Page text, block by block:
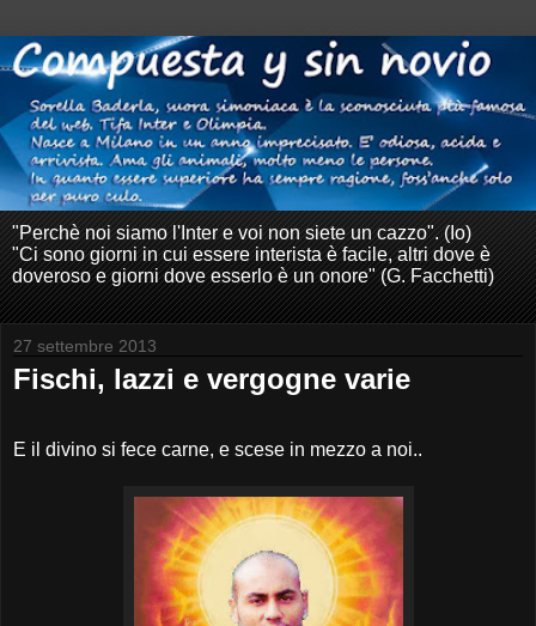
"Perchè noi siamo l'Inter e voi non siete un cazzo". (Io)
"Ci sono giorni in cui essere interista è facile, altri dove è
doveroso e giorni dove esserlo è un onore" (G. Facchetti)
27 settembre 2013
Fischi, lazzi e vergogne varie
E il divino si fece carne, e scese in mezzo a noi..